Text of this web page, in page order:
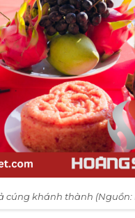
cúng khánh thành (Nguồn: